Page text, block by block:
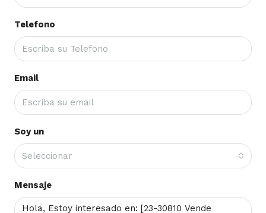
Telefono
Email
Soy un
Seleccionar
Mensaje